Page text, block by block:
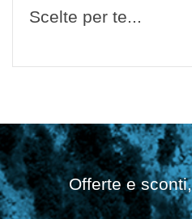
Scelte per te...
Offerte e